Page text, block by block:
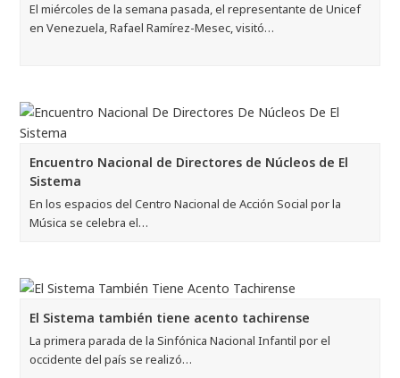
El miércoles de la semana pasada, el representante de Unicef
en Venezuela, Rafael Ramírez-Mesec, visitó…
Encuentro Nacional de Directores de Núcleos de El
Sistema
En los espacios del Centro Nacional de Acción Social por la
Música​ se celebra el…
El Sistema también tiene acento tachirense
La primera parada de la Sinfónica Nacional Infantil por el
occidente del país se realizó…